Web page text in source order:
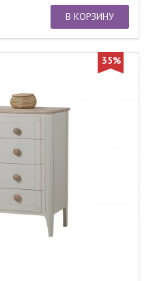
В КОРЗИНУ
35%